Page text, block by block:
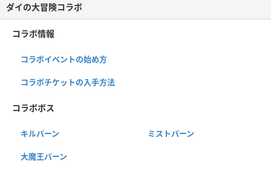
ダイの大冒険コラボ
コラボ情報
コラボイベントの始め方
コラボチケットの入手方法
コラボボス
キルバーン ミストバーン
大魔王バーン